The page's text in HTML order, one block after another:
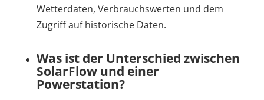
Wetterdaten, Verbrauchswerten und dem
Zugriff auf historische Daten.
Was ist der Unterschied zwischen
SolarFlow und einer
Powerstation?